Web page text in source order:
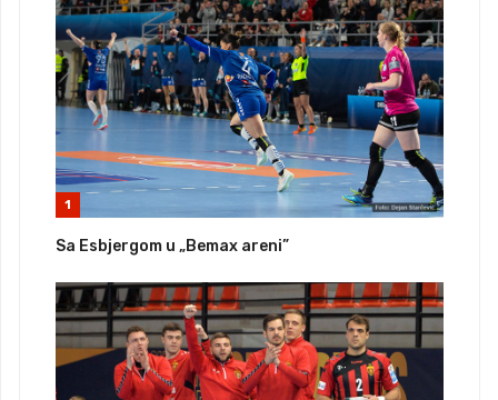
1
Sa Esbjergom u „Bemax areni”